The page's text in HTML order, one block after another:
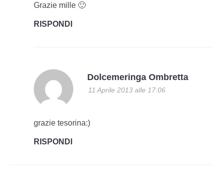
Grazie mille 🙂
RISPONDI
Dolcemeringa Ombretta
11 Aprile 2013 alle 17:06
grazie tesorina:)
RISPONDI